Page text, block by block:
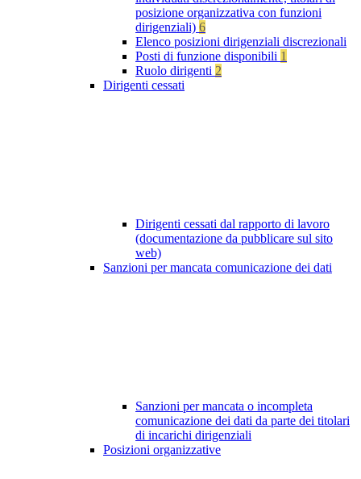
posizione organizzativa con funzioni
dirigenziali) 6
Elenco posizioni dirigenziali discrezionali
Posti di funzione disponibili 1
Ruolo dirigenti 2
Dirigenti cessati
Dirigenti cessati dal rapporto di lavoro
(documentazione da pubblicare sul sito
web)
Sanzioni per mancata comunicazione dei dati
Sanzioni per mancata o incompleta
comunicazione dei dati da parte dei titolari
di incarichi dirigenziali
Posizioni organizzative